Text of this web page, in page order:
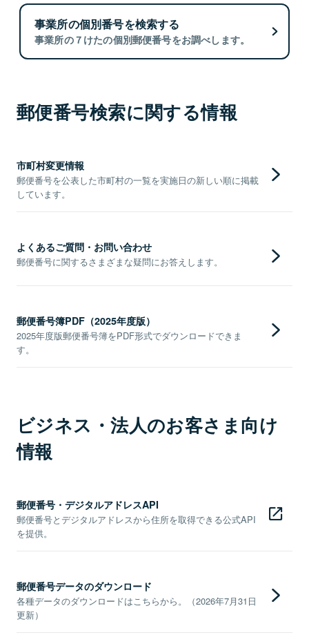
事業所の個別番号を検索する
事業所の７けたの個別郵便番号をお調べします。
郵便番号検索に関する情報
市町村変更情報
郵便番号を公表した市町村の一覧を実施日の新しい順に掲載
しています。
よくあるご質問・お問い合わせ
郵便番号に関するさまざまな疑問にお答えします。
郵便番号簿PDF（2025年度版）
2025年度版郵便番号簿をPDF形式でダウンロードできま
す。
ビジネス・法人のお客さま向け
情報
郵便番号・デジタルアドレスAPI
郵便番号とデジタルアドレスから住所を取得できる公式API
を提供。
郵便番号データのダウンロード
各種データのダウンロードはこちらから。（2026年7月31日
更新）